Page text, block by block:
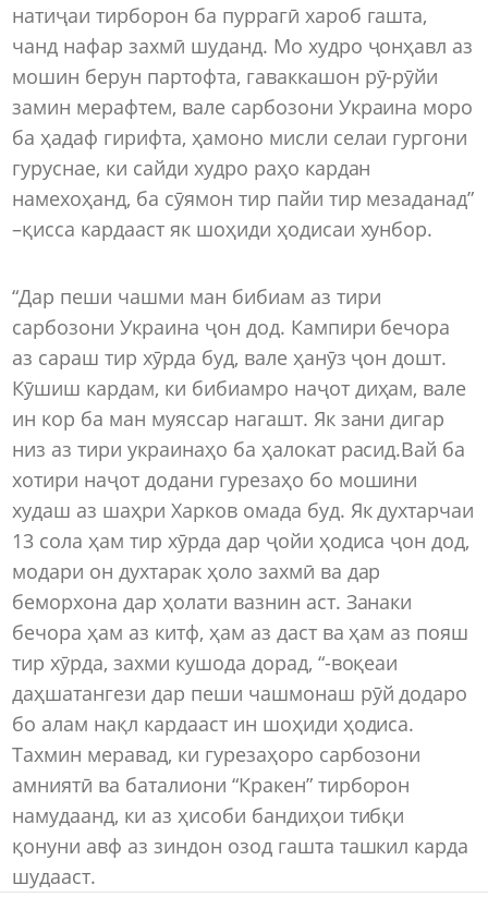
натиҷаи тирборон ба пуррагӣ хароб гашта,
чанд нафар захмӣ шуданд. Мо худро ҷонҳавл аз
мошин берун партофта, гаваккашон рӯ-рӯйи
замин мерафтем, вале сарбозони Украина моро
ба ҳадаф гирифта, ҳамоно мисли селаи гургони
гуруснае, ки сайди худро раҳо кардан
намехоҳанд, ба сӯямон тир пайи тир мезаданад”
–қисса кардааст як шоҳиди ҳодисаи хунбор.
“Дар пеши чашми ман бибиам аз тири
сарбозони Украина ҷон дод. Кампири бечора
аз сараш тир хӯрда буд, вале ҳанӯз ҷон дошт.
Кӯшиш кардам, ки бибиамро наҷот диҳам, вале
ин кор ба ман муяссар нагашт. Як зани дигар
низ аз тири украинаҳо ба ҳалокат расид.Вай ба
хотири наҷот додани гурезаҳо бо мошини
худаш аз шаҳри Харков омада буд. Як духтарчаи
13 сола ҳам тир хӯрда дар ҷойи ҳодиса ҷон дод,
модари он духтарак ҳоло захмӣ ва дар
беморхона дар ҳолати вазнин аст. Занаки
бечора ҳам аз китф, ҳам аз даст ва ҳам аз пояш
тир хӯрда, захми кушода дорад, “-воқеаи
даҳшатангези дар пеши чашмонаш рӯй додаро
бо алам нақл кардааст ин шоҳиди ҳодиса.
Тахмин меравад, ки гурезаҳоро сарбозони
амниятӣ ва баталиони “Кракен” тирборон
намудаанд, ки аз ҳисоби бандиҳои тибқи
қонуни авф аз зиндон озод гашта ташкил карда
шудааст.